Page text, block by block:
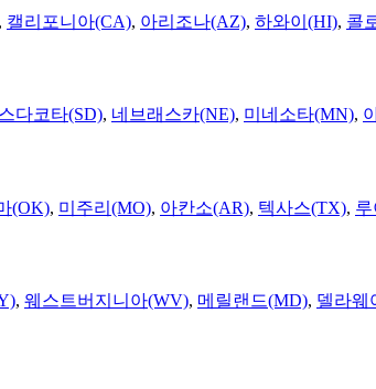
, 캘리포니아(CA), 아리조나(AZ), 하와이(HI), 콜
다코타(SD), 네브래스카(NE), 미네소타(MN),
(OK), 미주리(MO), 아칸소(AR), 텍사스(TX),
, 웨스트버지니아(WV), 메릴랜드(MD), 델라웨